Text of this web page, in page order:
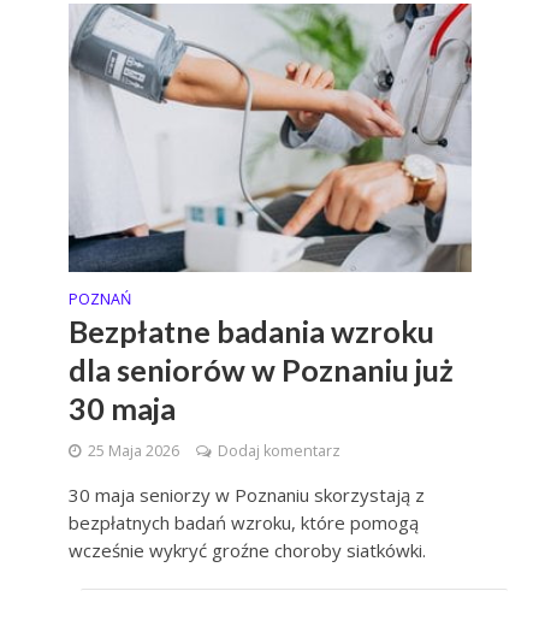
POZNAŃ
Bezpłatne badania wzroku
dla seniorów w Poznaniu już
30 maja
25 Maja 2026 Dodaj komentarz
30 maja seniorzy w Poznaniu skorzystają z
bezpłatnych badań wzroku, które pomogą
wcześnie wykryć groźne choroby siatkówki.